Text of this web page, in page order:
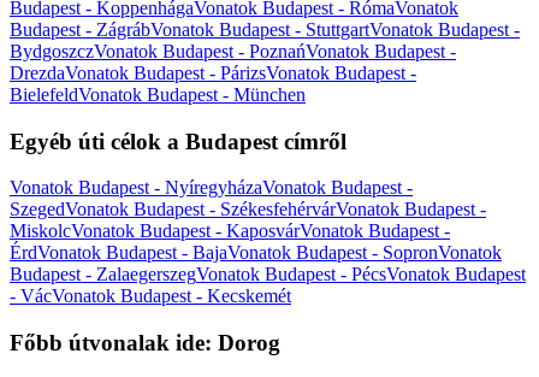
Budapest - KoppenhágaVonatok Budapest - RómaVonatok
Budapest - ZágrábVonatok Budapest - StuttgartVonatok Budapest -
BydgoszczVonatok Budapest - PoznańVonatok Budapest -
DrezdaVonatok Budapest - PárizsVonatok Budapest -
BielefeldVonatok Budapest - München
Egyéb úti célok a Budapest címről
Vonatok Budapest - NyíregyházaVonatok Budapest -
SzegedVonatok Budapest - SzékesfehérvárVonatok Budapest -
MiskolcVonatok Budapest - KaposvárVonatok Budapest -
ÉrdVonatok Budapest - BajaVonatok Budapest - SopronVonatok
Budapest - ZalaegerszegVonatok Budapest - PécsVonatok Budapest
- VácVonatok Budapest - Kecskemét
Főbb útvonalak ide: Dorog